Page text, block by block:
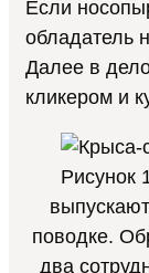
Если
обладатель
Далее в
кликером и
Рисунок
поводке.
два